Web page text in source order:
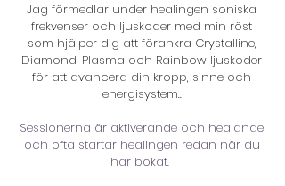
Jag förmedlar under healingen soniska
frekvenser och ljuskoder med min röst
som hjälper dig att förankra Crystalline,
Diamond, Plasma och Rainbow ljuskoder
för att avancera din kropp, sinne och
energisystem..
Sessionerna är aktiverande och healande
och ofta startar healingen redan när du
har bokat.